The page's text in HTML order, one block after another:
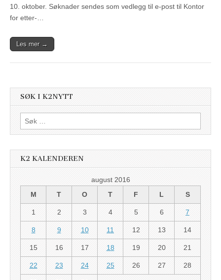
10. oktober. Søknader sendes som vedlegg til e-post til Kontor
for etter-…
Les mer →
SØK I K2NYTT
Søk
etter:
K2 KALENDEREN
august 2016
M
T O T F L S
1 2 3 4 5 6 7
8 9 10 11 12 13 14
15 16 17 18 19 20 21
22 23 24 25 26 27 28